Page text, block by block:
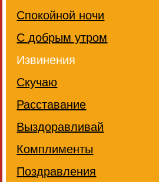
Спокойной ночи
С добрым утром
Извинения
Скучаю
Расставание
Выздоравливай
Комплименты
Поздравления